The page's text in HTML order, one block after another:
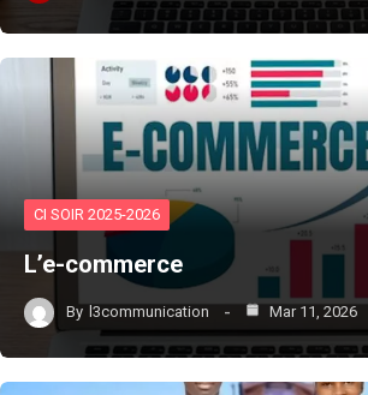
CI SOIR 2025-2026
L’e-commerce
By l3communication Mar 11, 2026